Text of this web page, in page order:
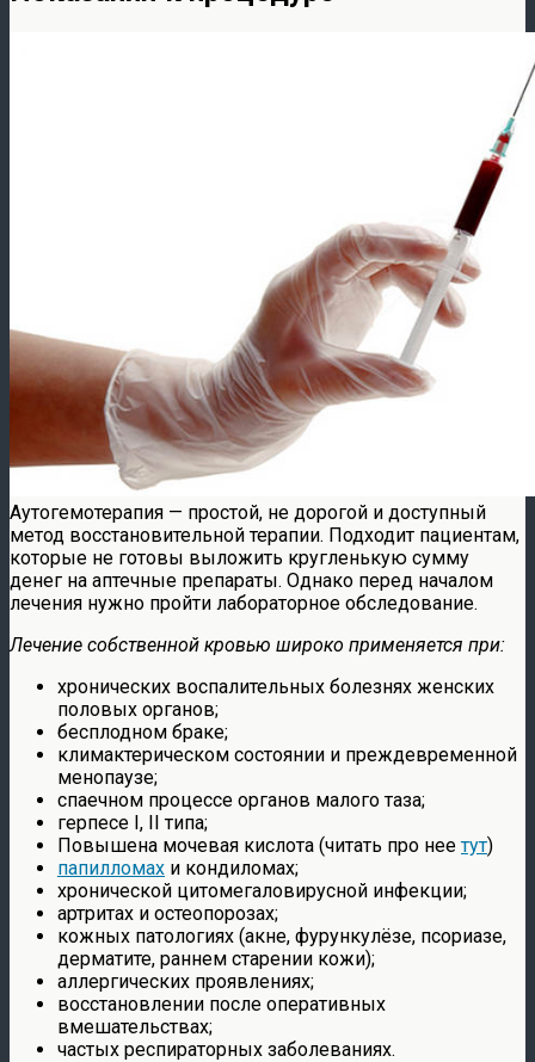
Аутогемотерапия — простой, не дорогой и доступный
метод восстановительной терапии. Подходит пациентам,
которые не готовы выложить кругленькую сумму
денег на аптечные препараты. Однако перед началом
лечения нужно пройти лабораторное обследование.
Лечение собственной кровью широко применяется при:
хронических воспалительных болезнях женских
половых органов;
бесплодном браке;
климактерическом состоянии и преждевременной
менопаузе;
спаечном процессе органов малого таза;
герпесе I, II типа;
Повышена мочевая кислота (читать про неетут)
папилломах и кондиломах;
хронической цитомегаловирусной инфекции;
артритах и остеопорозах;
кожных патологиях (акне, фурункулёзе, псориазе,
дерматите, раннем старении кожи);
аллергических проявлениях;
восстановлении после оперативных
вмешательствах;
частых респираторных заболеваниях.